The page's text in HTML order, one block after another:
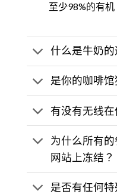
至少98%的有机
什么是牛奶的
是你的咖啡馆
有没有无线
为什么所有
网站上冻结？
是否有任何